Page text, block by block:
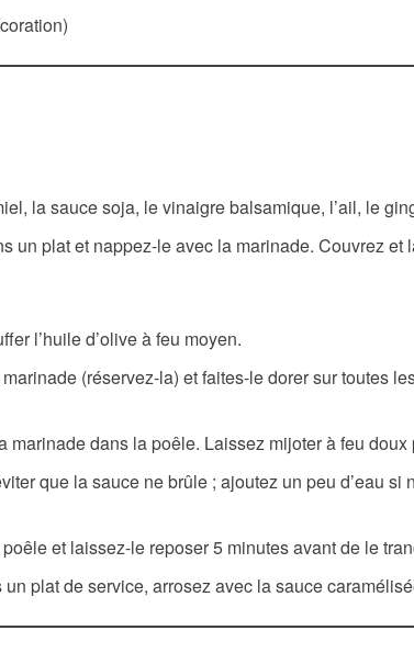
la sauce soja, le vinaigre balsamique, l’ail, le
un plat et nappez-le avec la marinade. Couvrez
l’huile d’olive à feu moyen.
(réservez-la) et faites-le dorer sur toutes
marinade dans la poêle. Laissez mijoter à feu
que la sauce ne brûle ; ajoutez un peu d’eau si
et laissez-le reposer 5 minutes avant de le
plat de service, arrosez avec la sauce